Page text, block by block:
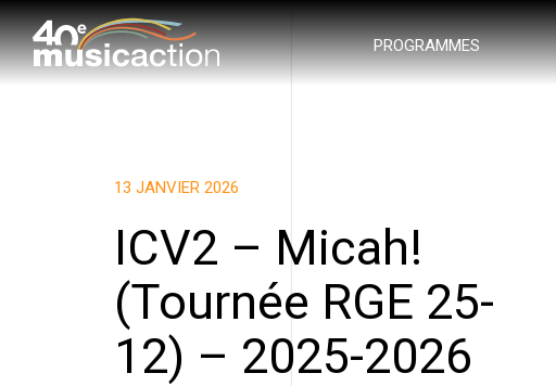
PROGRAMMES
13 JANVIER 2026
ICV2 – Micah!
(Tournée RGE 25-
12) – 2025-2026